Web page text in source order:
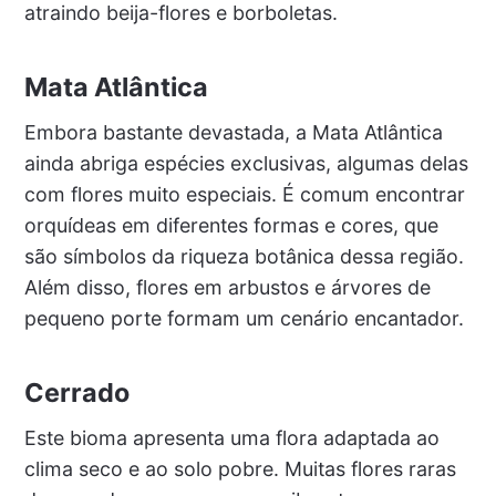
atraindo beija-flores e borboletas.
Mata Atlântica
Embora bastante devastada, a Mata Atlântica
ainda abriga espécies exclusivas, algumas delas
com flores muito especiais. É comum encontrar
orquídeas em diferentes formas e cores, que
são símbolos da riqueza botânica dessa região.
Além disso, flores em arbustos e árvores de
pequeno porte formam um cenário encantador.
Cerrado
Este bioma apresenta uma flora adaptada ao
clima seco e ao solo pobre. Muitas flores raras